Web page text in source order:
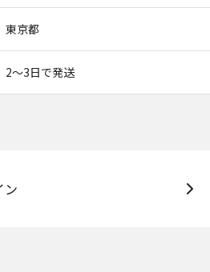
東京都
2〜3日で発送
ン